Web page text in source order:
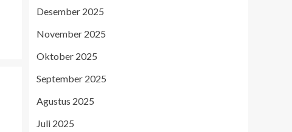
Desember 2025
November 2025
Oktober 2025
September 2025
Agustus 2025
Juli 2025